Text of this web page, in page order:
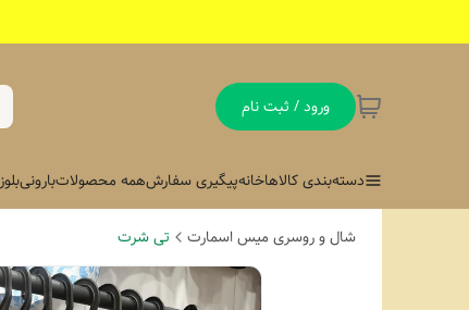
ورود / ثبت نام
دسته‌بندی کالاهاخانهپیگیری سفارشهمه محصولاتبارونیبلوز
شال و روسری میس اسمارت تی شرت